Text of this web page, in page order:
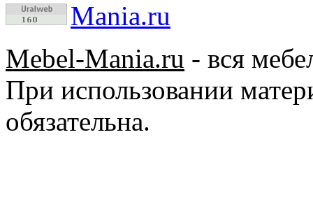
Mebel-Mania.ru - вся
При использовании
обязательна.